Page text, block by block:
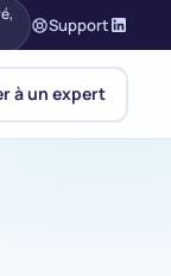
Support
à un expert